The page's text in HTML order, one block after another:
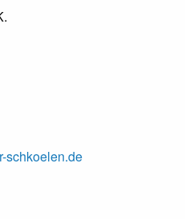
schkoelen.de